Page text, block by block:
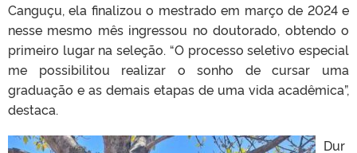
Canguçu, ela finalizou o mestrado em março de 2024 e
nesse mesmo mês ingressou no doutorado, obtendo o
primeiro lugar na seleção. “O processo seletivo especial
me possibilitou realizar o sonho de cursar uma
graduação e as demais etapas de uma vida acadêmica”,
destaca.
Dur